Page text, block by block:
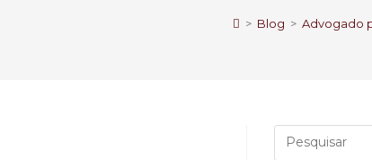
> Blog > Advogado